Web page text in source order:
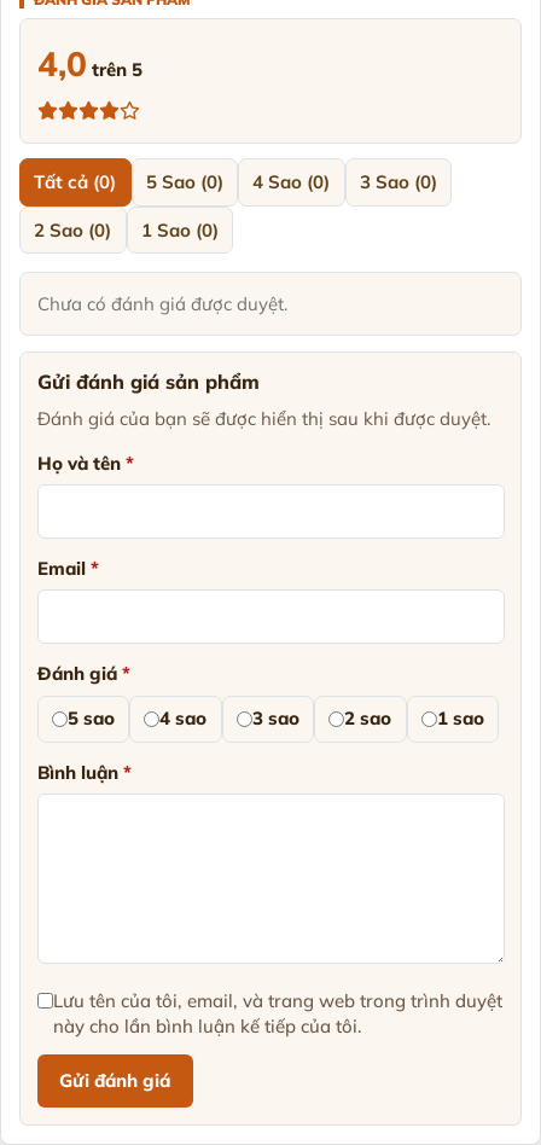
4,0 trên 5
Tất cả (0) 5 Sao (0) 4 Sao (0) 3 Sao (0)
2 Sao (0) 1 Sao (0)
Chưa có đánh giá được duyệt.
Gửi đánh giá sản phẩm
Đánh giá của bạn sẽ được hiển thị sau khi được duyệt.
Họ và tên *
Email *
Đánh giá *
5 sao
4 sao 3 sao 2 sao 1 sao
Bình luận *
Lưu tên của tôi, email, và trang web trong trình duyệt
này cho lần bình luận kế tiếp của tôi.